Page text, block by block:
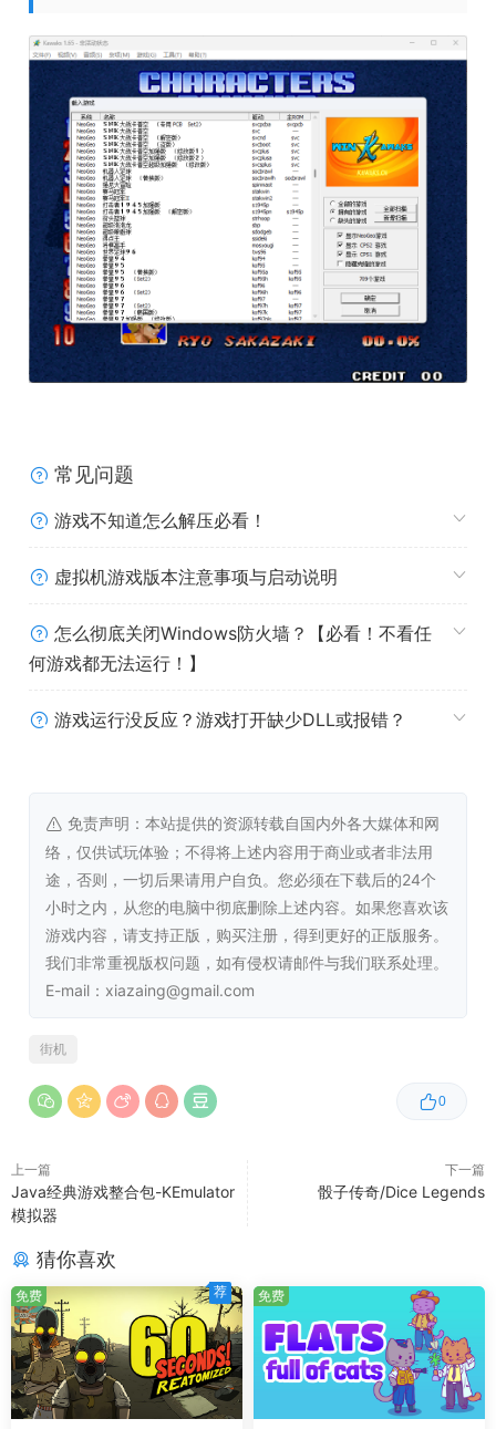
常见问题
游戏不知道怎么解压必看！
虚拟机游戏版本注意事项与启动说明
怎么彻底关闭Windows防火墙？【必看！不看任
何游戏都无法运行！】
游戏运行没反应？游戏打开缺少DLL或报错？
免责声明：本站提供的资源转载自国内外各大媒体和网
络，仅供试玩体验；不得将上述内容用于商业或者非法用
途，否则，一切后果请用户自负。您必须在下载后的24个
小时之内，从您的电脑中彻底删除上述内容。如果您喜欢该
游戏内容，请支持正版，购买注册，得到更好的正版服务。
我们非常重视版权问题，如有侵权请邮件与我们联系处理。
E-mail：xiazaing@gmail.com
0
街机
上一篇
Java经典游戏整合包-KEmulator
模拟器
下一篇
骰子传奇/Dice Legends
猜你喜欢
免费 荐 免费